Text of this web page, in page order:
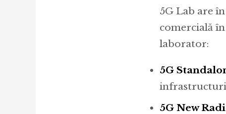
5G Lab are
comercială
laborator:
5G
5G New